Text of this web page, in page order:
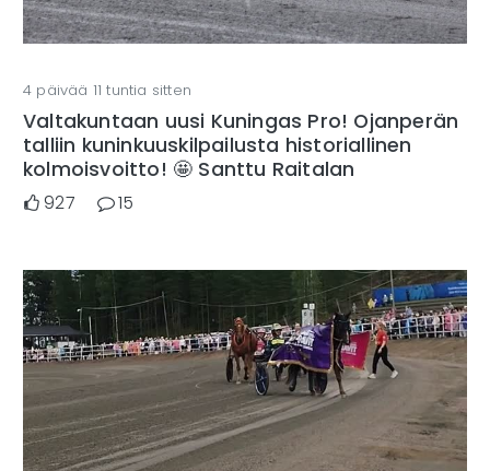
4 päivää 11 tuntia sitten
Valtakuntaan uusi Kuningas Pro! Ojanperän
talliin kuninkuuskilpailusta historiallinen
kolmoisvoitto! 🤩 Santtu Raitalan
927 15